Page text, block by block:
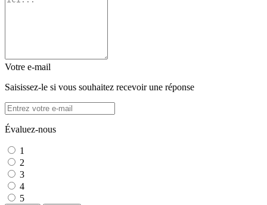
Votre e-mail
Saisissez-le si vous souhaitez recevoir une réponse
Évaluez-nous
1
2
3
4
5